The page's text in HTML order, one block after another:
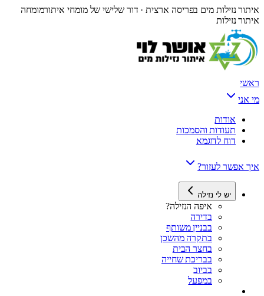
איתור נזילות מים בפריסה ארצית · דור שלישי של מומחי איתורמומחה
איתור נזילות
ראשי
מי אני
אודות
תעודות והסמכות
דוח לדוגמא
איך אפשר לעזור?
יש לי נזילה
איפה הנזילה?
בדירה
בבניין משותף
בתקרה מהשכן
בחצר הבית
בבריכת שחייה
בביוב
במפעל